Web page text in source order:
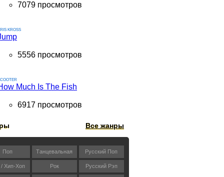
7079 просмотров
KROSS
5556 просмотров
Much Is The Fish
6917 просмотров
Все жанры
Поп Танцевальная Русский Поп
/ Хип-Хоп Рок Русский Рэп